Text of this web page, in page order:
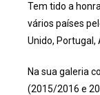
Tem tido a
vários países
Unido, Portugal,
Na sua galeria
(2015/2016 e